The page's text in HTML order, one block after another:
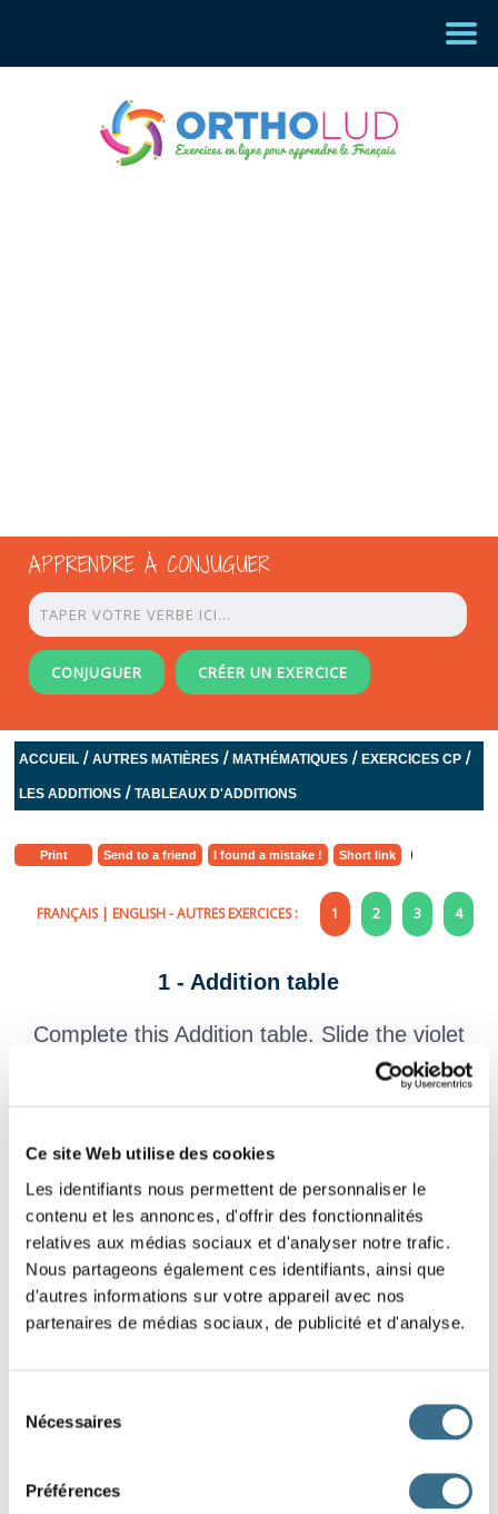
Ce site Web utilise des cookies
Les identifiants nous permettent de personnaliser le
contenu et les annonces, d'offrir des fonctionnalités
relatives aux médias sociaux et d'analyser notre trafic.
Nous partageons également ces identifiants, ainsi que
d'autres informations sur votre appareil avec nos
partenaires de médias sociaux, de publicité et d'analyse.
Nécessaires
Préférences
APPRENDRE À CONJUGUER
CONJUGUER CRÉER UN EXERCICE
ACCUEIL /AUTRES MATIÈRES /MATHÉMATIQUES /EXERCICES CP /
LES ADDITIONS /TABLEAUX D'ADDITIONS
Print Send to a friend I found a mistake ! Short link
FRANÇAIS| ENGLISH- AUTRES EXERCICES : 1 2 3 4
1 - Addition table
Complete this Addition table. Slide the violet
1
2 4
3 4 7